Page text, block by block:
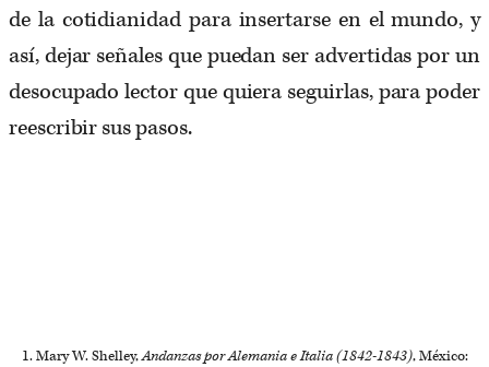
de la cotidianidad para insertarse en el mundo, y
así, dejar señales que puedan ser advertidas por un
desocupado lector que quiera seguirlas, para poder
reescribir sus pasos.
Mary W. Shelley,Andanzas por Alemania e Italia (1842-1843), México: